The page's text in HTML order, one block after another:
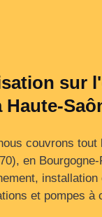
sur
Haute-
couvrons tout
en
installation
et pompes à